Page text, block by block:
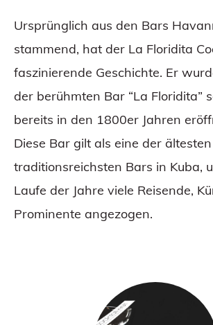
Ursprünglich aus den Bars
stammend, hat der La Floridita
faszinierende Geschichte. Er
der berühmten Bar “La Floridita”
bereits in den 1800er Jahren
Diese Bar gilt als eine der
traditionsreichsten Bars in Kuba,
Laufe der Jahre viele Reisende,
Prominente angezogen.